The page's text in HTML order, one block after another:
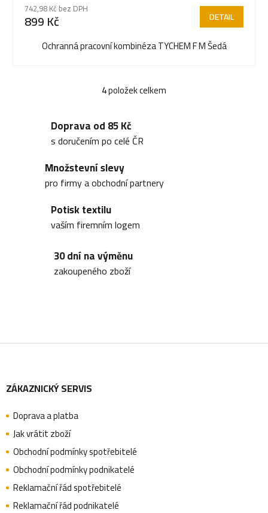
742,98 Kč bez DPH
899 Kč DETAIL
Ochranná pracovní kombinéza TYCHEM F M Šedá
O
l
d
c
u
4položek celkem
Doprava od 85 Kč
s doručením po celé ČR
Množstevní slevy
pro firmy a obchodní partnery
Potisk textilu
vaším firemním logem
30 dní na výměnu
zakoupeného zboží
á
p
a
ZÁKAZNICKÝ SERVIS
Doprava a platba
Jak vrátit zboží
Obchodní podmínky spotřebitelé
Obchodní podmínky podnikatelé
Reklamační řád spotřebitelé
Reklamační řád podnikatelé